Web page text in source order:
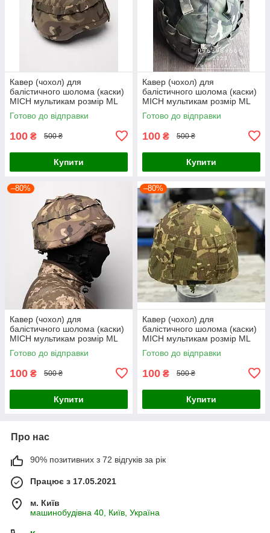
Кавер (чохол) для
балістичного шолома (каски)
MICH мультикам розмір МL
Готово до відправки
100 ₴ 500 ₴
Купити
Кавер (чохол) для
балістичного шолома (каски)
MICH мультикам розмір МL
Готово до відправки
100 ₴ 500 ₴
Купити
–80%
Кавер (чохол) для
балістичного шолома (каски)
MICH мультикам розмір МL
Готово до відправки
100 ₴ 500 ₴
Купити
–80%
Кавер (чохол) для
балістичного шолома (каски)
MICH мультикам розмір МL
Готово до відправки
100 ₴ 500 ₴
Купити
Про нас
90% позитивних з 72 відгуків за рік
Працює з 17.05.2021
м. Київ
машинобудівна 40, Київ, Україна